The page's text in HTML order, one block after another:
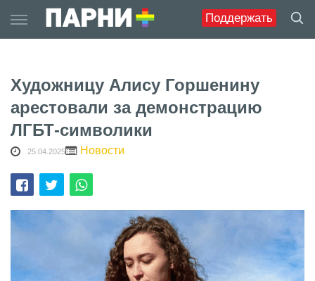
Поддержать
to
content
Художницу Алису Горшенину
арестовали за демонстрацию
ЛГБТ-символики
25.04.2025 Новости